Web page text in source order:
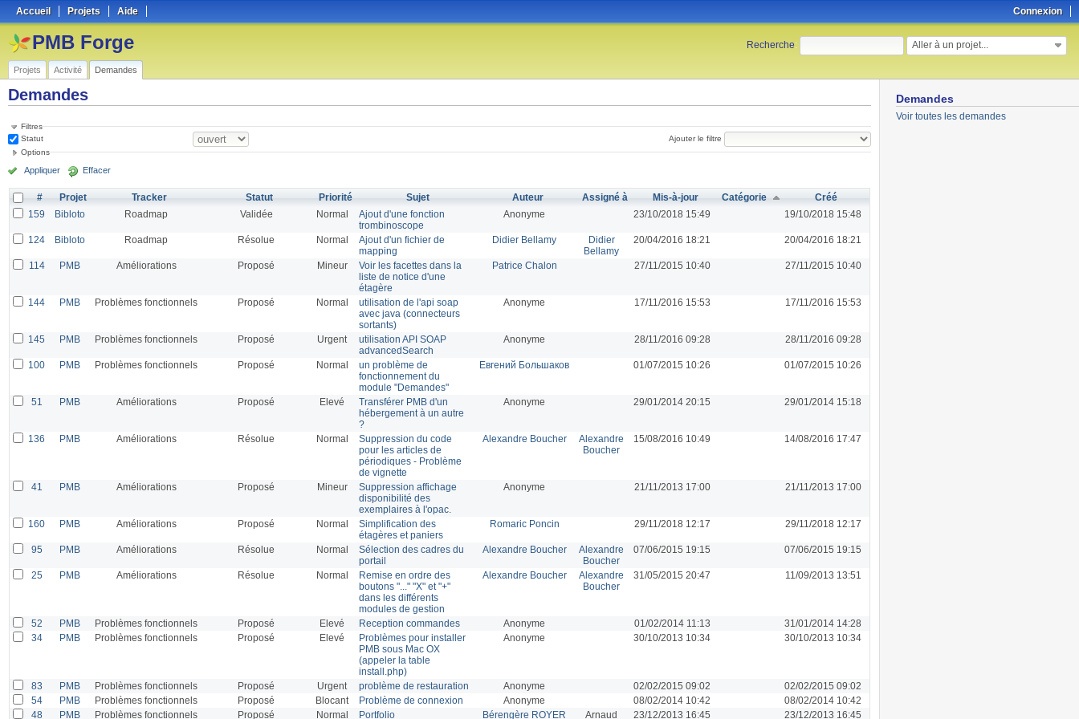
Connexion
Accueil Projets Aide
Recherche: Aller à un projet...
PMB Forge
Projets Activité Demandes
Demandes
Voir toutes les demandes
Demandes
Filtres
Statut
Ajouter le filtre
Options
Appliquer Effacer
# Projet Tracker Statut Priorité Sujet Auteur Assigné à Mis-à-jour Catégorie
Créé
159
Bibloto Roadmap Validée Normal
Ajout d'une fonction
trombinoscope
Anonyme 23/10/2018 15:49 19/10/2018 15:48
124 Bibloto Roadmap Résolue Normal
Ajout d'un fichier de
mapping
Didier Bellamy
Didier
Bellamy
20/04/2016 18:21 20/04/2016 18:21
114 PMB Améliorations Proposé Mineur
Voir les facettes dans la
liste de notice d'une
étagère
Patrice Chalon 27/11/2015 10:40 27/11/2015 10:40
144 PMB Problèmes fonctionnels Proposé Normal
utilisation de l'api soap
avec java (connecteurs
sortants)
Anonyme 17/11/2016 15:53 17/11/2016 15:53
145 PMB Problèmes fonctionnels Proposé Urgent
utilisation API SOAP
advancedSearch
Anonyme 28/11/2016 09:28 28/11/2016 09:28
100 PMB Problèmes fonctionnels Proposé Normal
un problème de
fonctionnement du
module "Demandes"
Евгений Большаков 01/07/2015 10:26 01/07/2015 10:26
51 PMB Améliorations Proposé Elevé
Transférer PMB d'un
hébergement à un autre
?
Anonyme 29/01/2014 20:15 29/01/2014 15:18
136 PMB Améliorations Résolue Normal
Suppression du code
pour les articles de
périodiques - Problème
de vignette
Alexandre Boucher
Alexandre
Boucher
15/08/2016 10:49 14/08/2016 17:47
41 PMB Améliorations Proposé Mineur
Suppression affichage
disponibilité des
exemplaires à l'opac.
Anonyme 21/11/2013 17:00 21/11/2013 17:00
160 PMB Améliorations Proposé Normal
Simplification des
étagères et paniers
Romaric Poncin 29/11/2018 12:17 29/11/2018 12:17
95 PMB Améliorations Résolue Normal
Sélection des cadres du
portail
Alexandre Boucher
Alexandre
Boucher
07/06/2015 19:15 07/06/2015 19:15
25 PMB Améliorations Résolue Normal
Remise en ordre des
boutons "..." "X" et "+"
dans les différents
modules de gestion
Alexandre Boucher
Alexandre
Boucher
31/05/2015 20:47 11/09/2013 13:51
52 PMB Problèmes fonctionnels Proposé Elevé Reception commandes Anonyme 01/02/2014 11:13
31/01/2014 14:28
34
PMB Problèmes fonctionnels Proposé Elevé
Problèmes pour installer
PMB sous Mac OX
(appeler la table
install.php)
Anonyme 30/10/2013 10:34 30/10/2013 10:34
83 PMB Problèmes fonctionnels Proposé Urgent problème de restauration Anonyme 02/02/2015 09:02
02/02/2015 09:02
54
PMB Problèmes fonctionnels Proposé Blocant Problème de connexion Anonyme 08/02/2014 10:42
08/02/2014 10:42
48
PMB Problèmes fonctionnels Proposé Normal Portfolio Bérengère ROYER Arnaud 23/12/2013 16:45 23/12/2013 16:45